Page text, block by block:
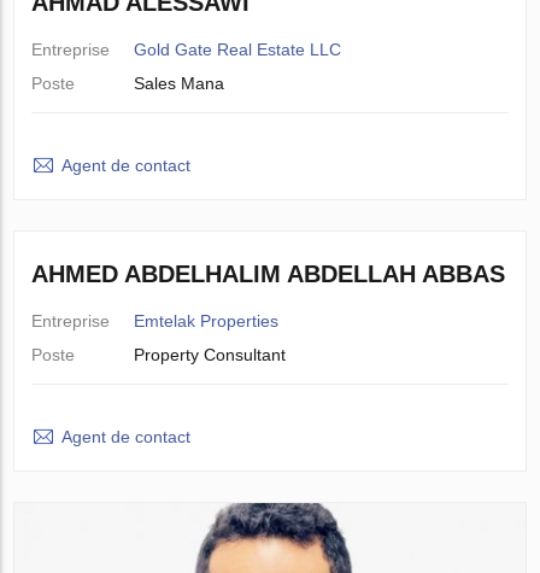
Entreprise
Gold Gate Real Estate LLC
Poste
Sales Mana
Agent de contact
AHMED ABDELHALIM ABDELLAH ABBAS
Entreprise
Emtelak Properties
Poste
Property Consultant
Agent de contact